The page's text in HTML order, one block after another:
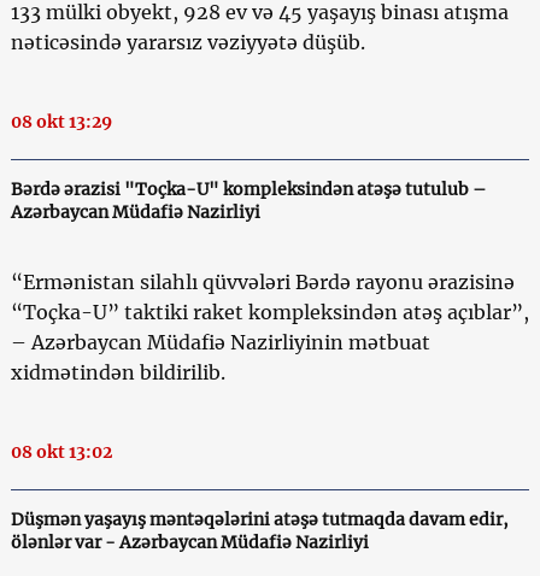
133 mülki obyekt, 928 ev və 45 yaşayış binası atışma
nəticəsində yararsız vəziyyətə düşüb.
08 okt 13:29
Bərdə ərazisi "Toçka-U" kompleksindən atəşə tutulub –
Azərbaycan Müdafiə Nazirliyi
“Ermənistan silahlı qüvvələri Bərdə rayonu ərazisinə
“Toçka-U” taktiki raket kompleksindən atəş açıblar”,
– Azərbaycan Müdafiə Nazirliyinin mətbuat
xidmətindən bildirilib.
08 okt 13:02
Düşmən yaşayış məntəqələrini atəşə tutmaqda davam edir,
ölənlər var - Azərbaycan Müdafiə Nazirliyi